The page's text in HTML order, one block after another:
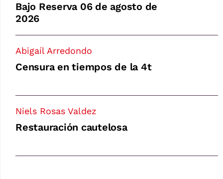
Bajo Reserva 06 de agosto de
2026
Abigaíl Arredondo
Censura en tiempos de la 4t
Niels Rosas Valdez
Restauración cautelosa